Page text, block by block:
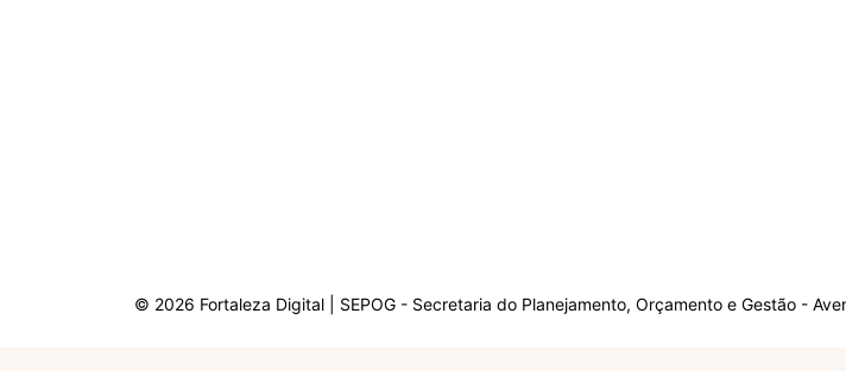
© 2026 Fortaleza Digital | SEPOG - Secretaria do Planejamento, Orçamento e Gestão -